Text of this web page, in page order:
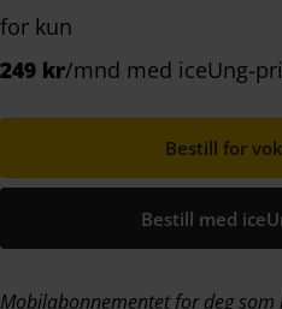
for kun
249 kr/mnd med iceUng-
Bestill for
Bestill med
Mobilabonnementet for deg